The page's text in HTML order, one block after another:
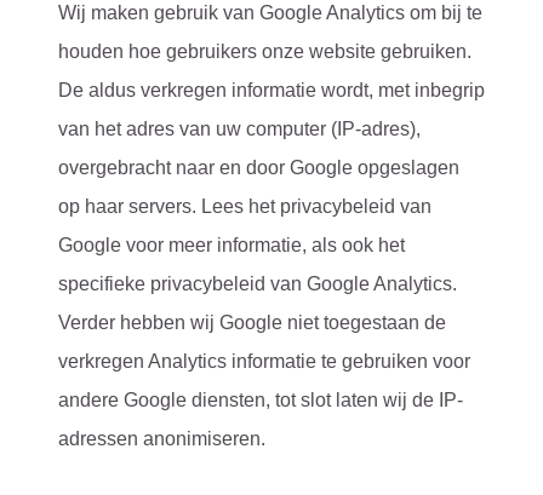
Wij maken gebruik van Google Analytics om bij te
houden hoe gebruikers onze website gebruiken.
De aldus verkregen informatie wordt, met inbegrip
van het adres van uw computer (IP-adres),
overgebracht naar en door Google opgeslagen
op haar servers. Lees het privacybeleid van
Google voor meer informatie, als ook het
specifieke privacybeleid van Google Analytics.
Verder hebben wij Google niet toegestaan de
verkregen Analytics informatie te gebruiken voor
andere Google diensten, tot slot laten wij de IP-
adressen anonimiseren.